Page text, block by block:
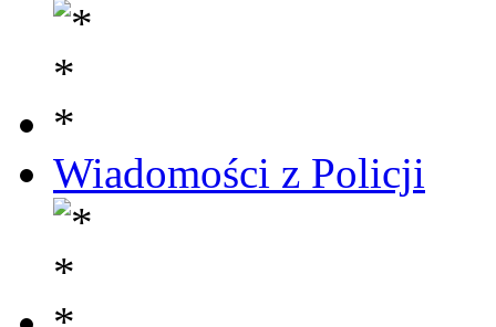
Wiadomości z Policji